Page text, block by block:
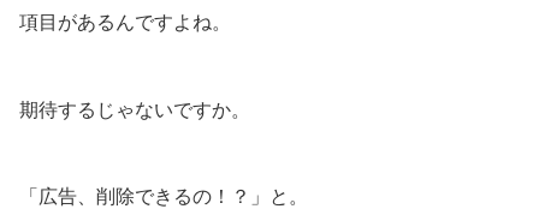
項目があるんですよね。
期待するじゃないですか。
「広告、削除できるの！？」と。